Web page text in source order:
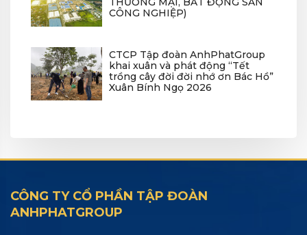
CÔNG NGHIỆP)
CTCP Tập đoàn AnhPhatGroup
khai xuân và phát động “Tết
trồng cây đời đời nhớ ơn Bác Hồ”
Xuân Bính Ngọ 2026
CÔNG TY CỔ PHẦN TẬP ĐOÀN
ANHPHATGROUP